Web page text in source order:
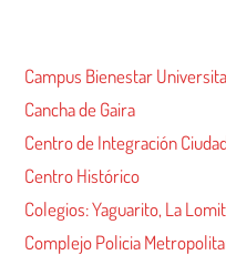
Campus Bienestar
Cancha de Gaira
Centro de Integración
Centro Histórico
Colegios: Yaguarito, La
Complejo Policia